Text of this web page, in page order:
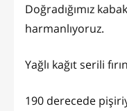
Doğradığımız
harmanlıyoruz.
Yağlı kağıt serili
190 derecede